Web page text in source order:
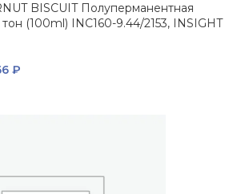
BISCUIT Полуперманентная
(100ml) INC160-9.44/2153, INSIGHT
₽